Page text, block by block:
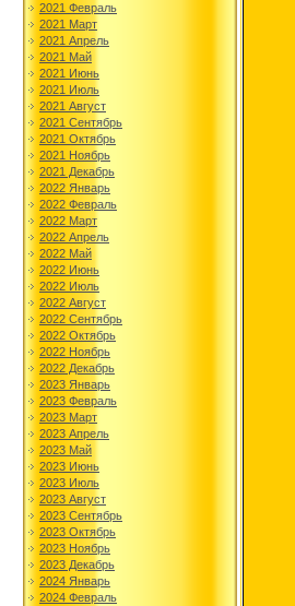
2021 Февраль
2021 Март
2021 Апрель
2021 Май
2021 Июнь
2021 Июль
2021 Август
2021 Сентябрь
2021 Октябрь
2021 Ноябрь
2021 Декабрь
2022 Январь
2022 Февраль
2022 Март
2022 Апрель
2022 Май
2022 Июнь
2022 Июль
2022 Август
2022 Сентябрь
2022 Октябрь
2022 Ноябрь
2022 Декабрь
2023 Январь
2023 Февраль
2023 Март
2023 Апрель
2023 Май
2023 Июнь
2023 Июль
2023 Август
2023 Сентябрь
2023 Октябрь
2023 Ноябрь
2023 Декабрь
2024 Январь
2024 Февраль